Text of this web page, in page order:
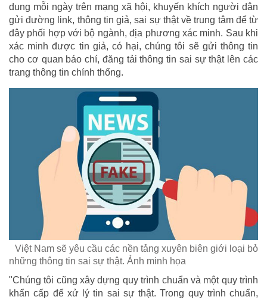
dung mỗi ngày trên mạng xã hội, khuyến khích người dân
gửi đường link, thông tin giả, sai sự thật về trung tâm để từ
đây phối hợp với bộ ngành, địa phương xác minh. Sau khi
xác minh được tin giả, có hại, chúng tôi sẽ gửi thông tin
cho cơ quan báo chí, đăng tải thông tin sai sự thật lên các
trang thông tin chính thống.
Việt Nam sẽ yêu cầu các nền tảng xuyên biên giới loại bỏ
những thông tin sai sự thật. Ảnh minh họa
"Chúng tôi cũng xây dựng quy trình chuẩn và một quy trình
khẩn cấp để xử lý tin sai sự thật. Trong quy trình chuẩn,